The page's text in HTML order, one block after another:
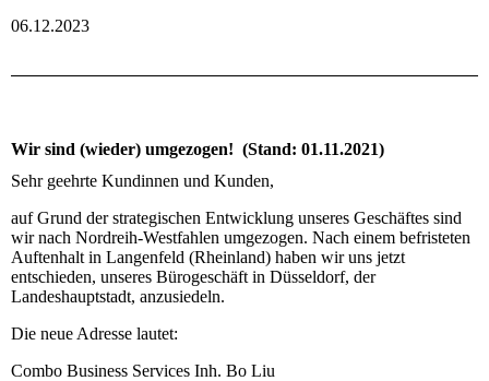
06.12.2023
Wir sind (wieder) umgezogen! (Stand: 01.11.2021)
Sehr geehrte Kundinnen und Kunden,
auf Grund der strategischen Entwicklung unseres Geschäftes sind
wir nach Nordreih-Westfahlen umgezogen. Nach einem befristeten
Auftenhalt in Langenfeld (Rheinland) haben wir uns jetzt
entschieden, unseres Bürogeschäft in Düsseldorf, der
Landeshauptstadt, anzusiedeln.
Die neue Adresse lautet:
Combo Business Services Inh. Bo Liu